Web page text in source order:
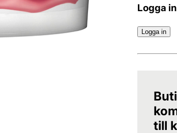
Logga
Logga in
till